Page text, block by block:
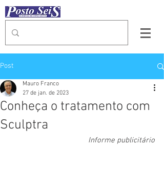
Post
Conheça o tratamento com
Sculptra
Mauro Franco
27 de jan. de 2023
Informe publicitário